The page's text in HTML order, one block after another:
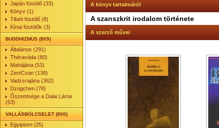
Japán füstölő (33)
Könyv (1)
Tibeti füstölő (8)
Kínai füstölők (3)
BUDDHIZMUS (809)
Általános (291)
Théraváda (80)
Mahájána (53)
Zen/Csan (138)
Vadzsrajána (362)
Dzogchen (78)
Őszentsége a Dalai Láma
(53)
VALLÁSBÖLCSELET (800)
Egyiptom (25)
A könyv tartalmáról
A szanszkrit irodalom története
A szerző művei